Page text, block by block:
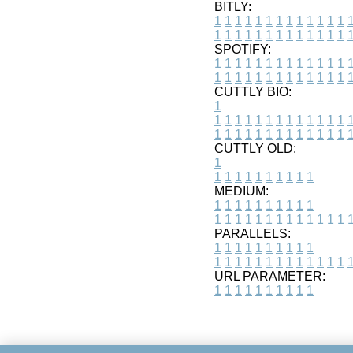
BITLY:
1 1 1 1 1 1 1 1 1 1 1 1 1 1
1 1 1 1 1 1 1 1 1 1 1 1 1 1
SPOTIFY:
1 1 1 1 1 1 1 1 1 1 1 1 1 1
1 1 1 1 1 1 1 1 1 1 1 1 1 1
CUTTLY BIO:
1
1 1 1 1 1 1 1 1 1 1 1 1 1 1
1 1 1 1 1 1 1 1 1 1 1 1 1 1
CUTTLY OLD:
1
1 1 1 1 1 1 1 1 1 1
MEDIUM:
1 1 1 1 1 1 1 1 1 1
1 1 1 1 1 1 1 1 1 1 1 1 1 1
PARALLELS:
1 1 1 1 1 1 1 1 1 1
1 1 1 1 1 1 1 1 1 1 1 1 1 1
URL PARAMETER:
1 1 1 1 1 1 1 1 1 1